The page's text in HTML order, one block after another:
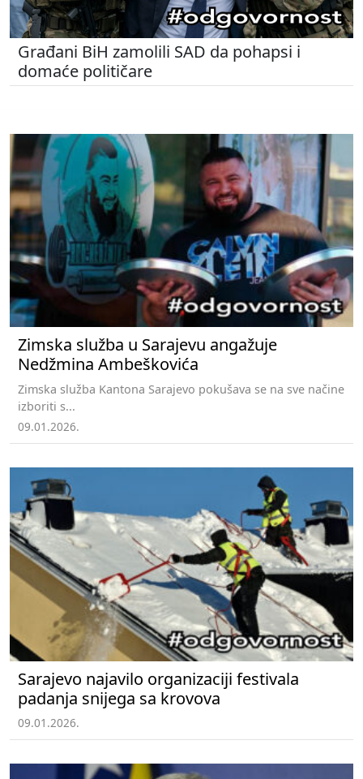
Građani BiH zamolili SAD da pohapsi i
domaće političare
Zimska služba u Sarajevu angažuje
Nedžmina Ambeškovića
Zimska služba Kantona Sarajevo pokušava se na sve načine
izboriti s...
09.01.2026.
Sarajevo najavilo organizaciji festivala
padanja snijega sa krovova
09.01.2026.